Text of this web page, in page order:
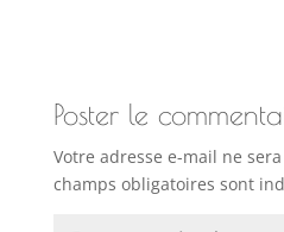
Poster le
Votre adresse e-mail ne
champs obligatoires sont